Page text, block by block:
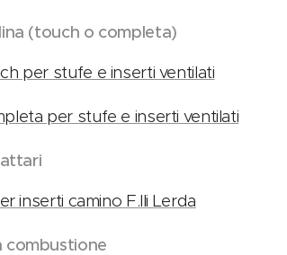
(touch o completa)
per stufe e inserti ventilati
per stufe e inserti ventilati
inserti camino F.lli Lerda
combustione